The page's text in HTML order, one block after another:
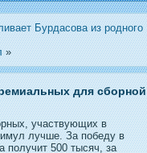
Бурдасова из родного
»
для сборной
участвующих в
лучше. За победу в
получит 500 тысяч, за